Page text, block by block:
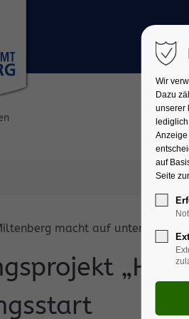
macht auf
Wir
Dazu
unserer
auf
Seite